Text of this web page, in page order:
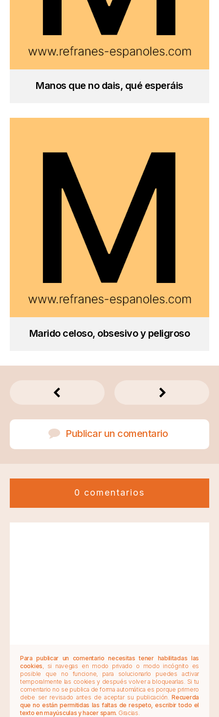
Manos que no dais, qué esperáis
Marido celoso, obsesivo y peligroso
Publicar un comentario
0 comentarios
Para publicar un comentario necesitas tener habilitadas las
cookies , si navegas en modo privado o modo incógnito es
posible que no funcione, para solucionarlo puedes activar
temporalmente las cookies y después volver a bloquearlas. Si tu
comentario no se publica de forma automática es porque primero
debe ser revisado antes de aceptar su publicación.Recuerda
que no están permitidas las faltas de respeto, escribir todo el
texto en mayúsculas y hacer spam. Gracias.